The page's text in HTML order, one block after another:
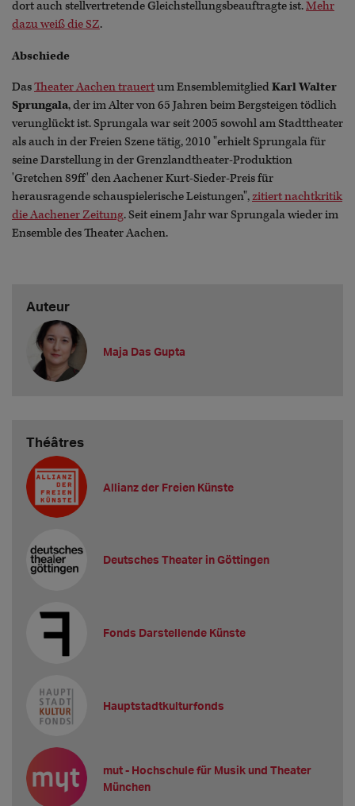
dort auch stellvertretende Gleichstellungsbeauftragte ist.Mehr
dazu weiß die SZ.
Abschiede
DasTheater Aachen trauertum EnsemblemitgliedKarl Walter
Sprungala, der im Alter von 65 Jahren beim Bergsteigen tödlich
verunglückt ist. Sprungala war seit 2005 sowohl am Stadttheater
als auch in der Freien Szene tätig, 2010 "erhielt Sprungala für
seine Darstellung in der Grenzlandtheater-Produktion
'Gretchen 89ff' den Aachener Kurt-Sieder-Preis für
herausragende schauspielerische Leistungen",zitiert nachtkritik
die Aachener Zeitung. Seit einem Jahr war Sprungala wieder im
Ensemble des Theater Aachen.
Auteur
Maja Das Gupta
Théâtres
Allianz der Freien Künste
Deutsches Theater in Göttingen
Fonds Darstellende Künste
Hauptstadtkulturfonds
mut - Hochschule für Musik und Theater
München